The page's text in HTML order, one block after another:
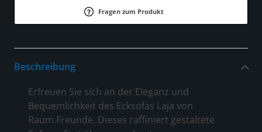
Fragen zum Produkt
Beschreibung
Erfreuen Sie sich an der Eleganz und
Bequemlichkeit des Ecksofas Laja von
Raum.Freunde. Dieses raffiniert gestaltete